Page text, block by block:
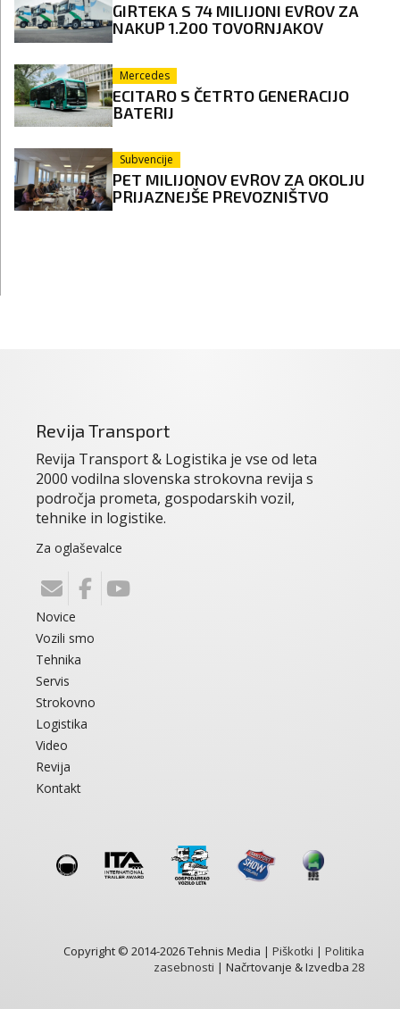
GIRTEKA S 74 MILIJONI EVROV ZA
NAKUP 1.200 TOVORNJAKOV
Mercedes
ECITARO S ČETRTO GENERACIJO
BATERIJ
Subvencije
PET MILIJONOV EVROV ZA OKOLJU
PRIJAZNEJŠE PREVOZNIŠTVO
Revija Transport
Revija Transport & Logistika je vse od leta
2000 vodilna slovenska strokovna revija s
področja prometa, gospodarskih vozil,
tehnike in logistike.
Za oglaševalce
Novice
Vozili smo
Tehnika
Servis
Strokovno
Logistika
Video
Revija
Kontakt
Copyright © 2014-2026 Tehnis Media | Piškotki | Politika
zasebnosti | Načrtovanje & Izvedba 28